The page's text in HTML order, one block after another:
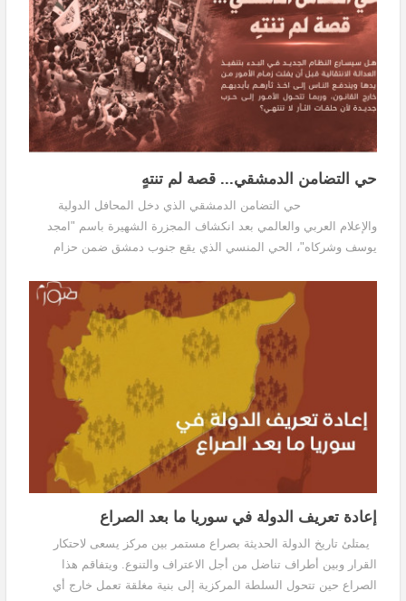
حي التضامن الدمشقي... قصة لم تنتهٍ
حي التضامن الدمشقي الذي دخل المحافل الدولية
والإعلام العربي والعالمي بعد انكشاف المجزرة الشهيرة باسم "امجد
يوسف وشركاه"، الحي المنسي الذي يقع جنوب دمشق ضمن حزام
إعادة تعريف الدولة في سوريا ما بعد الصراع
يمتلئ تاريخ الدولة الحديثة بصراع مستمر بين مركز يسعى لاحتكار
القرار وبين أطراف تناضل من أجل الاعتراف والتنوع. ويتفاقم هذا
الصراع حين تتحول السلطة المركزية إلى بنية مغلقة تعمل خارج أي